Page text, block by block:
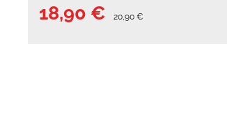
18,90 € 20,90 €